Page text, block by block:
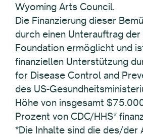
Wyoming Arts Council.
Die Finanzierung dieser
durch einen Unterauftrag der
Foundation ermöglicht und
finanziellen Unterstützung
for Disease Control and
des US-
Höhe von insgesamt
Prozent von CDC/HHS*
*Die Inhalte sind die des/